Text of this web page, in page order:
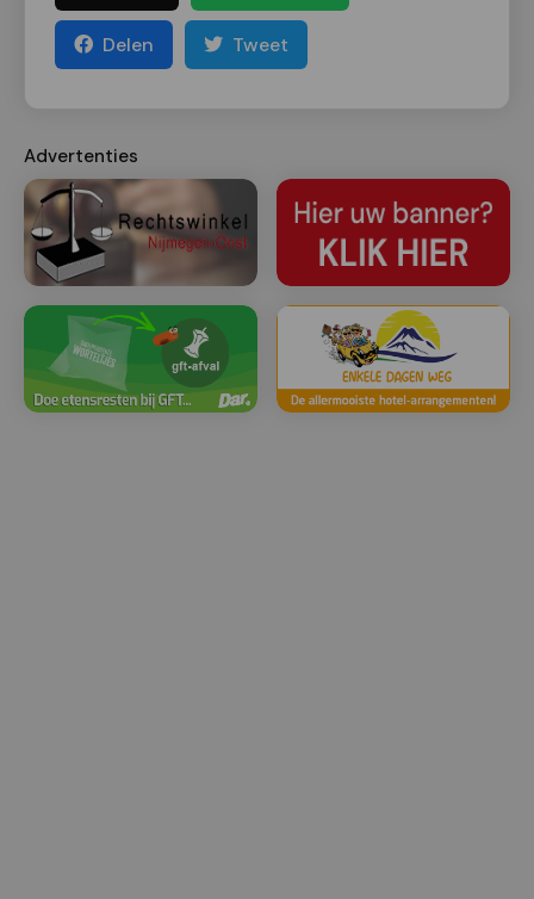
Delen Tweet
Advertenties